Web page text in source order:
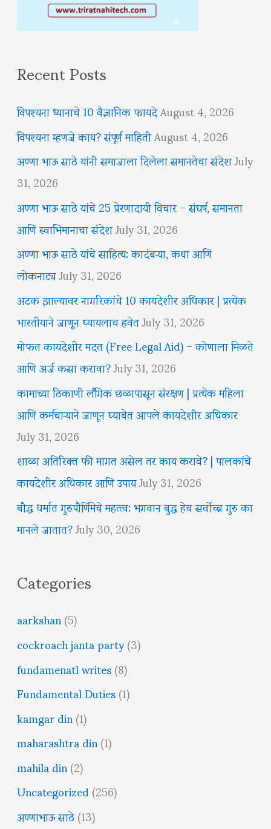
Recent Posts
विपश्यना ध्यानाचे 10 वैज्ञानिक फायदेAugust 4, 2026
विपश्यना म्हणजे काय? संपूर्ण माहितीAugust 4, 2026
अण्णा भाऊ साठे यांनी समाजाला दिलेला समानतेचा संदेशJuly
31, 2026
अण्णा भाऊ साठे यांचे 25 प्रेरणादायी विचार – संघर्ष, समानता
आणि स्वाभिमानाचा संदेशJuly 31, 2026
अण्णा भाऊ साठे यांचे साहित्य: कादंबऱ्या, कथा आणि
लोकनाट्यJuly 31, 2026
अटक झाल्यावर नागरिकांचे 10 कायदेशीर अधिकार | प्रत्येक
भारतीयाने जाणून घ्यायलाच हवेतJuly 31, 2026
मोफत कायदेशीर मदत (Free Legal Aid) – कोणाला मिळते
आणि अर्ज कसा करावा?July 31, 2026
कामाच्या ठिकाणी लैंगिक छळापासून संरक्षण | प्रत्येक महिला
आणि कर्मचाऱ्याने जाणून घ्यावेत आपले कायदेशीर अधिकार
July 31, 2026
शाळा अतिरिक्त फी मागत असेल तर काय करावे? | पालकांचे
कायदेशीर अधिकार आणि उपायJuly 31, 2026
बौद्ध धर्मात गुरुपौर्णिमेचे महत्त्व: भगवान बुद्ध हेच सर्वोच्च गुरु का
मानले जातात?July 30, 2026
Categories
aarkshan(5)
cockroach janta party(3)
fundamenatl writes(8)
Fundamental Duties(1)
kamgar din(1)
maharashtra din(1)
mahila din(2)
Uncategorized(256)
अण्णाभाऊ साठे(13)